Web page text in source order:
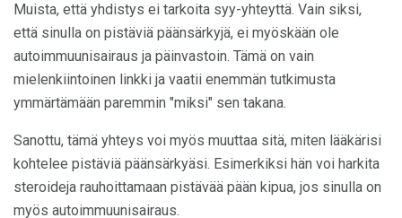
Muista, että yhdistys ei tarkoita syy-yhteyttä. Vain siksi,
että sinulla on pistäviä päänsärkyjä, ei myöskään ole
autoimmuunisairaus ja päinvastoin. Tämä on vain
mielenkiintoinen linkki ja vaatii enemmän tutkimusta
ymmärtämään paremmin "miksi" sen takana.
Sanottu, tämä yhteys voi myös muuttaa sitä, miten lääkärisi
kohtelee pistäviä päänsärkyäsi. Esimerkiksi hän voi harkita
steroideja rauhoittamaan pistävää pään kipua, jos sinulla on
myös autoimmuunisairaus.